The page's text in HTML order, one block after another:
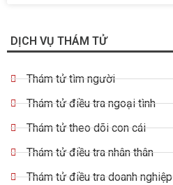
DỊCH VỤ THÁM TỬ
Thám tử tìm người
Thám tử điều tra ngoại tình
Thám tử theo dõi con cái
Thám tử điều tra nhân thân
Thám tử điều tra doanh nghiệp